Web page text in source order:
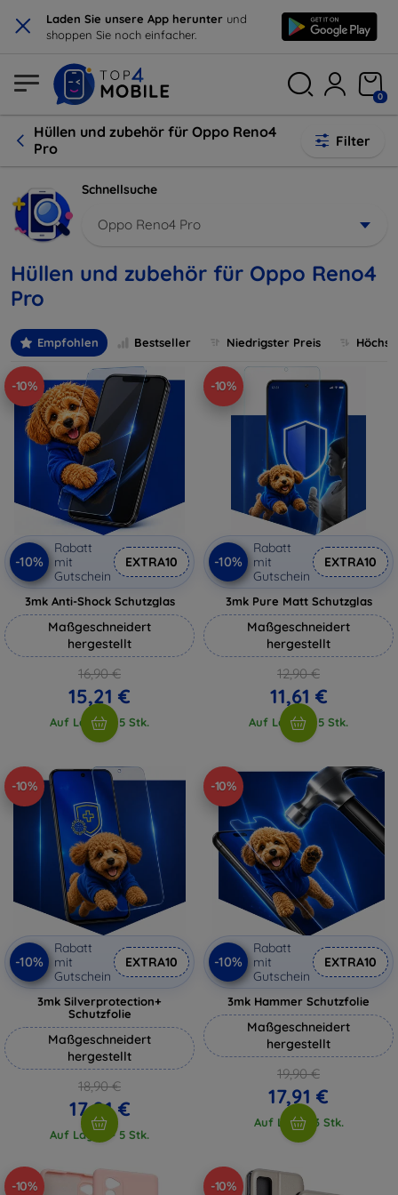
× Laden Sie unsere App herunter und
shoppen Sie noch einfacher.
0
Hüllen und zubehör für Oppo Reno4
Pro
Filter
Schnellsuche
Oppo Reno4 Pro
Hüllen und zubehör für Oppo Reno4
Pro
Empfohlen Bestseller Niedrigster Preis
-10%
-10%
Rabatt
mit
Gutschein
EXTRA10
3mk Anti-Shock Schutzglas
Maßgeschneidert
hergestellt
16,90 €
15,21 €
Auf Lager > 5 Stk.
-10%
-10%
Rabatt
mit
Gutschein
EXTRA10
3mk Pure Matt Schutzglas
Maßgeschneidert
hergestellt
12,90 €
11,61 €
Auf Lager > 5 Stk.
-10%
-10%
Rabatt
mit
Gutschein
EXTRA10
3mk Silverprotection+
Schutzfolie
Maßgeschneidert
hergestellt
18,90 €
17,01 €
Auf Lager > 5 Stk.
-10%
-10%
Rabatt
mit
Gutschein
EXTRA10
3mk Hammer Schutzfolie
Maßgeschneidert
hergestellt
19,90 €
17,91 €
Auf Lager 3 Stk.
-10% -10%